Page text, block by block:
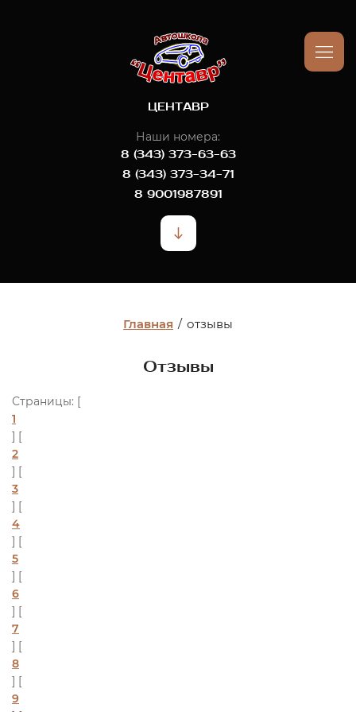
ЦЕНТАВР
Наши номера:
8 (343) 373-63-63
8 (343) 373-34-71
8 9001987891
Главная / отзывы
Отзывы
Страницы: [
1
] [
2
] [
3
] [
4
] [
5
] [
6
] [
7
] [
8
] [
9